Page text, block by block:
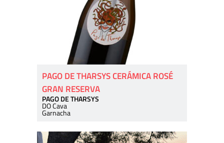
PAGO DE THARSYS CERÁMICA ROSÉ
GRAN RESERVA
PAGO DE THARSYS
DO Cava
Garnacha